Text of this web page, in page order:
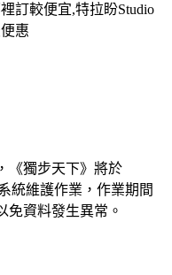
訂較便宜,特拉盼Studio
惠
《獨步天下》將於
統維護作業，作業期間
免資料發生異常。